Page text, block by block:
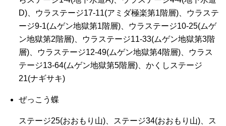
D)、ウラステージ17-11(アミダ極楽第1階層)、ウラステ
ージ9-1(ムゲン地獄第1階層)、ウラステージ10-25(ムゲ
ン地獄第2階層)、ウラステージ11-33(ムゲン地獄第3階
層)、ウラステージ12-49(ムゲン地獄第4階層)、ウラス
テージ13-64(ムゲン地獄第5階層)、かくしステージ
21(ナギサキ)
ぜっこう蝶
ステージ25(おおもり山)、ステージ34(おおもり山)、ス